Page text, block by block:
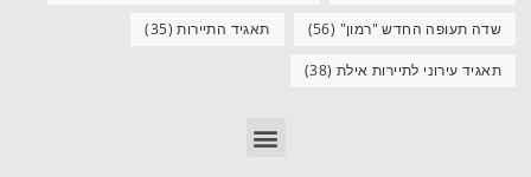
שדה תעופה החדש "רמון" (56) תאגיד התיירות(35)
תאגיד עירוני לתיירות אילת (38)